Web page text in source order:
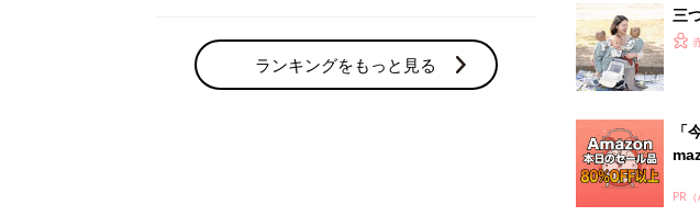
ランキングをもっと見る
三
運
「
PR